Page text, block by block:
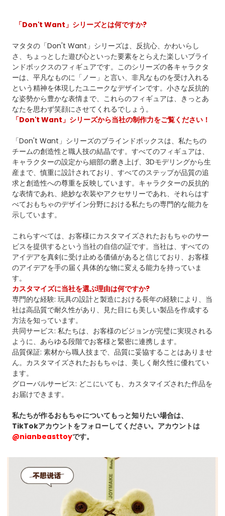
「Don't Want」シリーズとは何ですか?
マタタの「Don't Want」シリーズは、反抗心、かわいらし
さ、ちょっとした遊び心といった要素をとらえた楽しいブライ
ンドボックスのフィギュアです。このシリーズの各キャラクタ
ーは、平凡なものに「ノー」と言い、非凡なものを受け入れる
という精神を体現したユニークなデザインです。小さな反抗的
な姿勢から豊かな表情まで、これらのフィギュアは、きっとあ
なたを思わず笑顔にさせてくれるでしょう。
「Don't Want」シリーズから当社の制作力をご覧ください！
「Don't Want」シリーズのブラインドボックスは、私たちの
チームの創造性と職人技の結晶です。すべてのフィギュアは、
キャラクターの設定から細部の磨き上げ、3Dモデリングから生
産まで、慎重に設計されており、すべてのステップが品質の追
求と創造性への尊重を反映しています。キャラクターの反抗的
な表情であれ、絶妙な衣装やアクセサリーであれ、それらはす
べておもちゃのデザイン分野における私たちの専門的な能力を
示しています。
これらすべては、お客様にカスタマイズされたおもちゃのサー
ビスを提供するという当社の自信の証です。当社は、すべての
アイデアを真剣に受け止める価値があると信じており、お客様
のアイデアを手の届く具体的な物に変える能力を持っていま
す。
カスタマイズに当社を選ぶ理由は何ですか?
専門的な経験: 玩具の設計と製造における長年の経験により、当
社は高品質で耐久性があり、見た目にも美しい製品を作成する
方法を知っています。
共同サービス: 私たちは、お客様のビジョンが完璧に実現される
ように、あらゆる段階でお客様と緊密に連携します。
品質保証: 素材から職人技まで、品質に妥協することはありませ
ん。カスタマイズされたおもちゃは、美しく耐久性に優れてい
ます。
グローバルサービス: どこにいても、カスタマイズされた作品を
お届けできます。
私たちが作るおもちゃについてもっと知りたい場合は、
TikTokアカウントをフォローしてください。アカウントは
@nianbeasttoyです。